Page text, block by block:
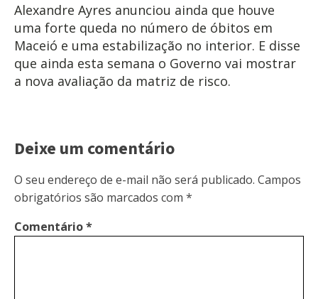
Alexandre Ayres anunciou ainda que houve
uma forte queda no número de óbitos em
Maceió e uma estabilização no interior. E disse
que ainda esta semana o Governo vai mostrar
a nova avaliação da matriz de risco.
Deixe um comentário
O seu endereço de e-mail não será publicado. Campos
obrigatórios são marcados com *
Comentário*